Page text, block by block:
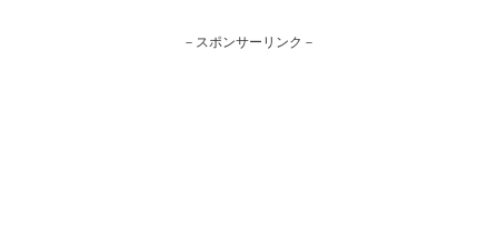
－スポンサーリンク－